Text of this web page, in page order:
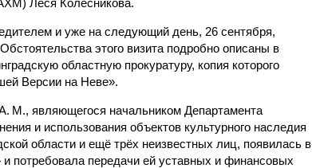
и уже на следующий день, 26 сентября,
этого визита подробно описаны в
областную прокуратуру, копия которого
Версии на Неве».
М., являющегося начальником Департамента
и использования объектов культурного наследия
области и ещё трёх неизвестных лиц, появилась в
потребовала передачи ей уставных и финансовых